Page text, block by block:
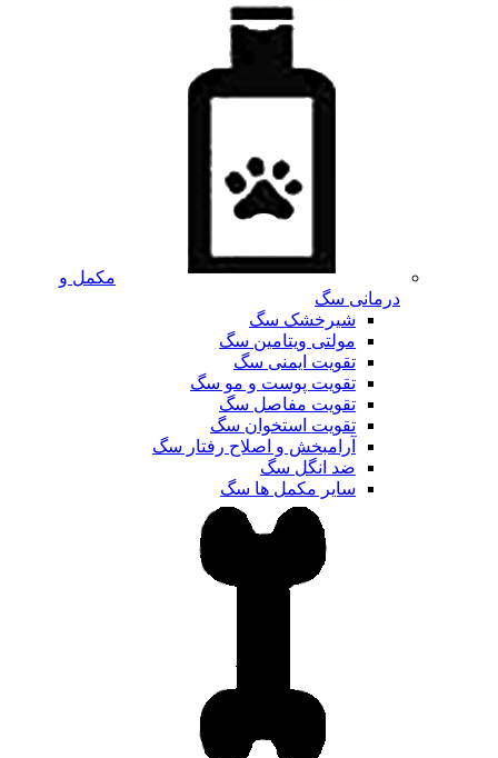
مکمل و
درمانی سگ
شیرخشک سگ
مولتی ویتامین سگ
تقویت ایمنی سگ
تقویت پوست و مو سگ
تقویت مفاصل سگ
تقویت استخوان سگ
آرامبخش و اصلاح رفتار سگ
ضد انگل سگ
سایر مکمل ها سگ